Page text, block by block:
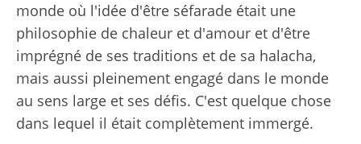
monde où l'idée d'être séfarade était une
philosophie de chaleur et d'amour et d'être
imprégné de ses traditions et de sa halacha,
mais aussi pleinement engagé dans le monde
au sens large et ses défis. C'est quelque chose
dans lequel il était complètement immergé.